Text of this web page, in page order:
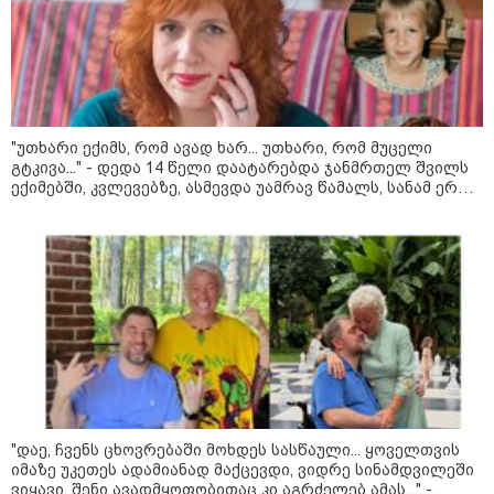
"არის პოლარიზაციის კიდევ უფრო
გაღრმავების საფრთხე და ...“
"გონებაში ვალაგებდი, ეს ამბავი
პირველად ვისთვის მეთქვა, ვის
უნდა ჩავექოლე“
"ძალიან მძიმეა ჩემთვის ის, რაც
ახლა გითხარით“
"უთხარი ექიმს, რომ ავად ხარ... უთხარი, რომ მუცელი
გტკივა..." - დედა 14 წელი დაატარებდა ჯანმრთელ შვილს
ექიმებში, კვლევებზე, ასმევდა უამრავ წამალს, სანამ ერთ
"დაე, ჩვენს ცხოვრებაში მოხდეს სასწაული... ყოველთვის
იმაზე უკეთეს ადამიანად მაქცევდი, ვიდრე სინამდვილეში
ვიყავი. შენი ავადმყოფობითაც კი აგრძელებ ამას..." -